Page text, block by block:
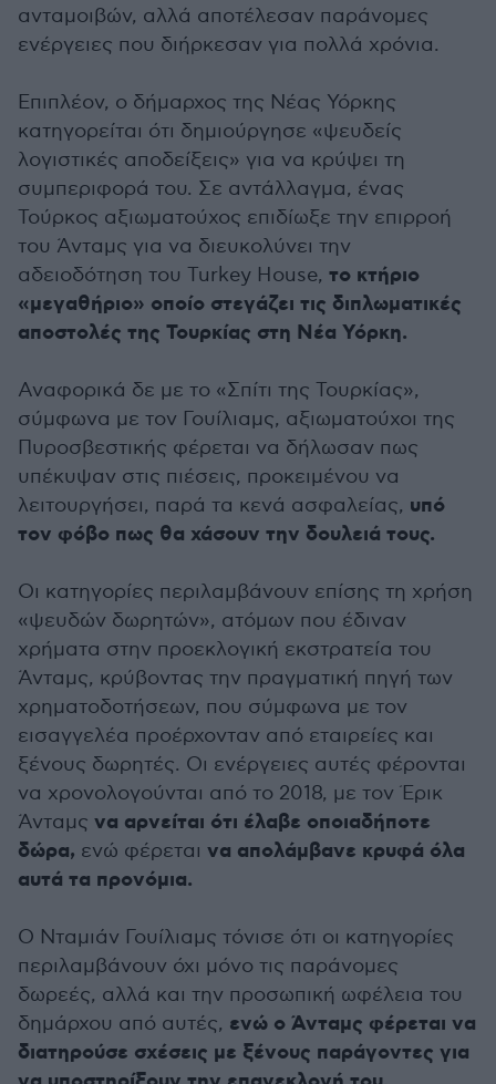
ανταμοιβών, αλλά αποτέλεσαν παράνομες
ενέργειες που διήρκεσαν για πολλά χρόνια.
Επιπλέον, ο δήμαρχος της Νέας Υόρκης
κατηγορείται ότι δημιούργησε «ψευδείς
λογιστικές αποδείξεις» για να κρύψει τη
συμπεριφορά του. Σε αντάλλαγμα, ένας
Τούρκος αξιωματούχος επιδίωξε την επιρροή
του Άνταμς για να διευκολύνει την
αδειοδότηση του Turkey House, το κτήριο
«μεγαθήριο» οποίο στεγάζει τις διπλωματικές
αποστολές της Τουρκίας στη Νέα Υόρκη.
Αναφορικά δε με το «Σπίτι της Τουρκίας»,
σύμφωνα με τον Γουίλιαμς, αξιωματούχοι της
Πυροσβεστικής φέρεται να δήλωσαν πως
υπέκυψαν στις πιέσεις, προκειμένου να
λειτουργήσει, παρά τα κενά ασφαλείας, υπό
τον φόβο πως θα χάσουν την δουλειά τους.
Οι κατηγορίες περιλαμβάνουν επίσης τη χρήση
«ψευδών δωρητών», ατόμων που έδιναν
χρήματα στην προεκλογική εκστρατεία του
Άνταμς, κρύβοντας την πραγματική πηγή των
χρηματοδοτήσεων, που σύμφωνα με τον
εισαγγελέα προέρχονταν από εταιρείες και
ξένους δωρητές. Οι ενέργειες αυτές φέρονται
να χρονολογούνται από το 2018, με τον Έρικ
Άνταμς να αρνείται ότι έλαβε οποιαδήποτε
δώρα, ενώ φέρεται να απολάμβανε κρυφά όλα
αυτά τα προνόμια.
Ο Νταμιάν Γουίλιαμς τόνισε ότι οι κατηγορίες
περιλαμβάνουν όχι μόνο τις παράνομες
δωρεές, αλλά και την προσωπική ωφέλεια του
δημάρχου από αυτές, ενώ ο Άνταμς φέρεται να
διατηρούσε σχέσεις με ξένους παράγοντες για